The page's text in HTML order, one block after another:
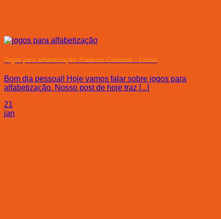
Jogos para alfabetização: Palavras Cortadas – Letras
Bom dia pessoal! Hoje vamos falar sobre jogos para
alfabetização. Nosso post de hoje traz [...]
21
jan